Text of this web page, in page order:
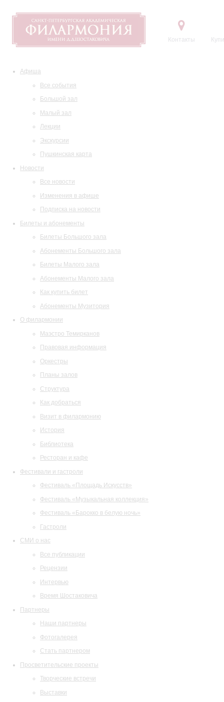
Контакты
Афиша
Все события
Большой зал
Малый зал
Лекции
Экскурсии
Пушкинская карта
Новости
Все новости
Изменения в афише
Подписка на новости
Билеты и абонементы
Билеты Большого зала
Абонементы Большого зала
Билеты Малого зала
Абонементы Малого зала
Как купить билет
Абонементы Музитория
О филармонии
Маэстро Темирканов
Правовая информация
Оркестры
Планы залов
Структура
Как добраться
Визит в филармонию
История
Библиотека
Ресторан и кафе
Фестивали и гастроли
Фестиваль «Площадь Искусств»
Фестиваль «Музыкальная коллекция»
Фестиваль «Барокко в белую ночь»
Гастроли
СМИ о нас
Все публикации
Рецензии
Интервью
Время Шостаковича
Партнеры
Наши партнеры
Фотогалерея
Стать партнером
Просветительские проекты
Творческие встречи
Выставки